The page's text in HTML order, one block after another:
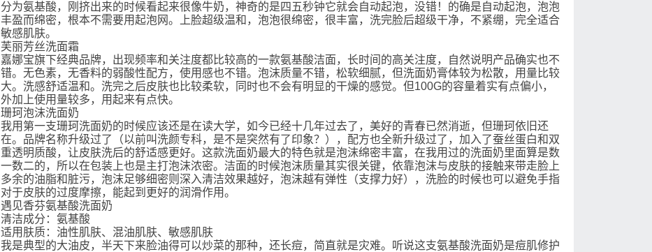
分为氨基酸，刚挤出来的时候看起来很像牛奶，神奇的是四五秒钟它就会自动起泡，没错！的确是自动起泡，泡泡
丰盈而绵密，根本不需要用起泡网。上脸超级温和，泡泡很绵密，很丰富，洗完脸后超级干净，不紧绷，完全适合
敏感肌肤。
芙丽芳丝洗面霜
嘉娜宝旗下经典品牌，出现频率和关注度都比较高的一款氨基酸洁面，长时间的高关注度，自然说明产品确实也不
错。无色素，无香料的弱酸性配方，使用感也不错。泡沫质量不错，松软细腻，但洗面奶膏体较为松散，用量比较
大。洗感舒适温和。洗完之后皮肤也比较柔软，同时也不会有明显的干燥的感觉。但100G的容量着实有点偏小，
外加上使用量较多，用起来有点快。
珊珂泡沫洗面奶
我用第一支珊珂洗面奶的时候应该还是在读大学，如今已经十几年过去了，美好的青春已然消逝，但珊珂依旧还
在。品牌名称升级过了（以前叫洗颜专科，是不是突然有了印象？），配方也全新升级过了，加入了蚕丝蛋白和双
重透明质酸，让皮肤洗后的舒适感更好。这款洗面奶最大的特色就是泡沫绵密丰富，在我用过的洗面奶里面算是数
一数二的，所以在包装上也是主打泡沫浓密。洁面的时候泡沫质量其实很关键，依靠泡沫与皮肤的接触来带走脸上
多余的油脂和脏污，泡沫足够细密则深入清洁效果越好，泡沫越有弹性（支撑力好），洗脸的时候也可以避免手指
对于皮肤的过度摩擦，能起到更好的润滑作用。
遇见香芬氨基酸洗面奶
清洁成分：氨基酸
适用肤质：油性肌肤、混油肌肤、敏感肌肤
我是典型的大油皮，半天下来脸油得可以炒菜的那种，还长痘，简直就是灾难。听说这支氨基酸洗面奶是痘肌修护